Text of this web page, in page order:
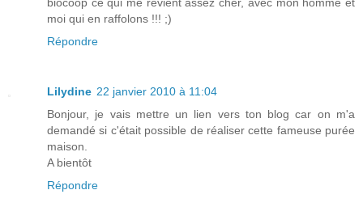
moi qui en raffolons !!! ;)
Répondre
Lilydine 22 janvier 2010 à 11:04
Bonjour, je vais mettre un lien vers ton blog car on m'a
demandé si c'était possible de réaliser cette fameuse purée
maison.
A bientôt
Répondre